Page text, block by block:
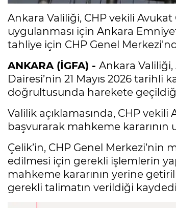
Ankara Valiliği, CHP vekili
uygulanması için Ankara
tahliye için CHP Genel
ANKARA (İGFA) - Ankara
Dairesi’nin 21 Mayıs 2026 tarihli
doğrultusunda harekete
Valilik açıklamasında, CHP
başvurarak mahkeme kararının
Çelik’in, CHP Genel
edilmesi için gerekli işlemlerin
mahkeme kararının yerine
gerekli talimatın verildiği